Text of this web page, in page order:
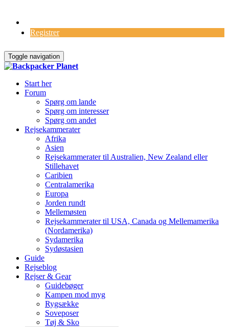
Registrer
Toggle navigation
Start her
Forum
Spørg om lande
Spørg om interesser
Spørg om andet
Rejsekammerater
Afrika
Asien
Rejsekammerater til Australien, New Zealand eller
Stillehavet
Caribien
Centralamerika
Europa
Jorden rundt
Mellemøsten
Rejsekammerater til USA, Canada og Mellemamerika
(Nordamerika)
Sydamerika
Sydøstasien
Guide
Rejseblog
Rejser & Gear
Guidebøger
Kampen mod myg
Rygsække
Soveposer
Tøj & Sko